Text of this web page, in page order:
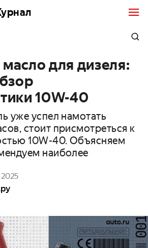
для дизеля:
10W-40
уже успел намотать
стоит присмотреться к
10W-40. Объясняем
наиболее
2025